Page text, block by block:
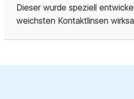
Dieser wurde speziell
weichsten Kontaktlinsen